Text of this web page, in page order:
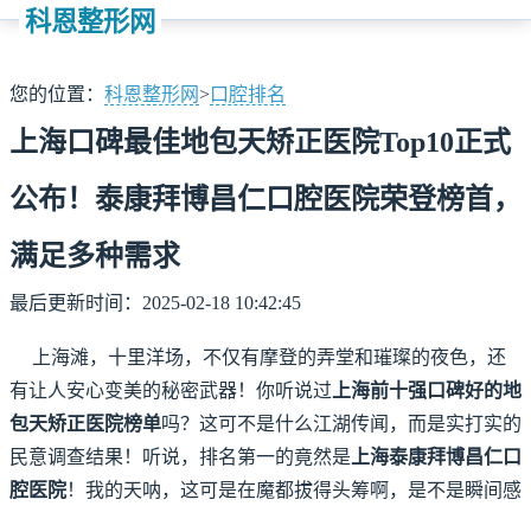
科恩整形网
您的位置： 科恩整形网>口腔排名
上海口碑最佳地包天矫正医院Top10正式
公布！泰康拜博昌仁口腔医院荣登榜首，
满足多种需求
最后更新时间：2025-02-18 10:42:45
上海滩，十里洋场，不仅有摩登的弄堂和璀璨的夜色，还
有让人安心变美的秘密武器！你听说过 上海前十强口碑好的地
包天矫正医院榜单吗？这可不是什么江湖传闻，而是实打实的
民意调查结果！听说，排名第一的竟然是 上海泰康拜博昌仁口
腔医院！我的天呐，这可是在魔都拔得头筹啊，是不是瞬间感